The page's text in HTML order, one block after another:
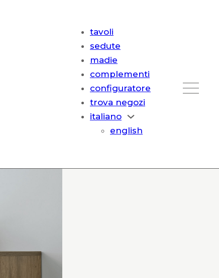
tavoli
sedute
madie
complementi
configuratore
trova negozi
italiano
english